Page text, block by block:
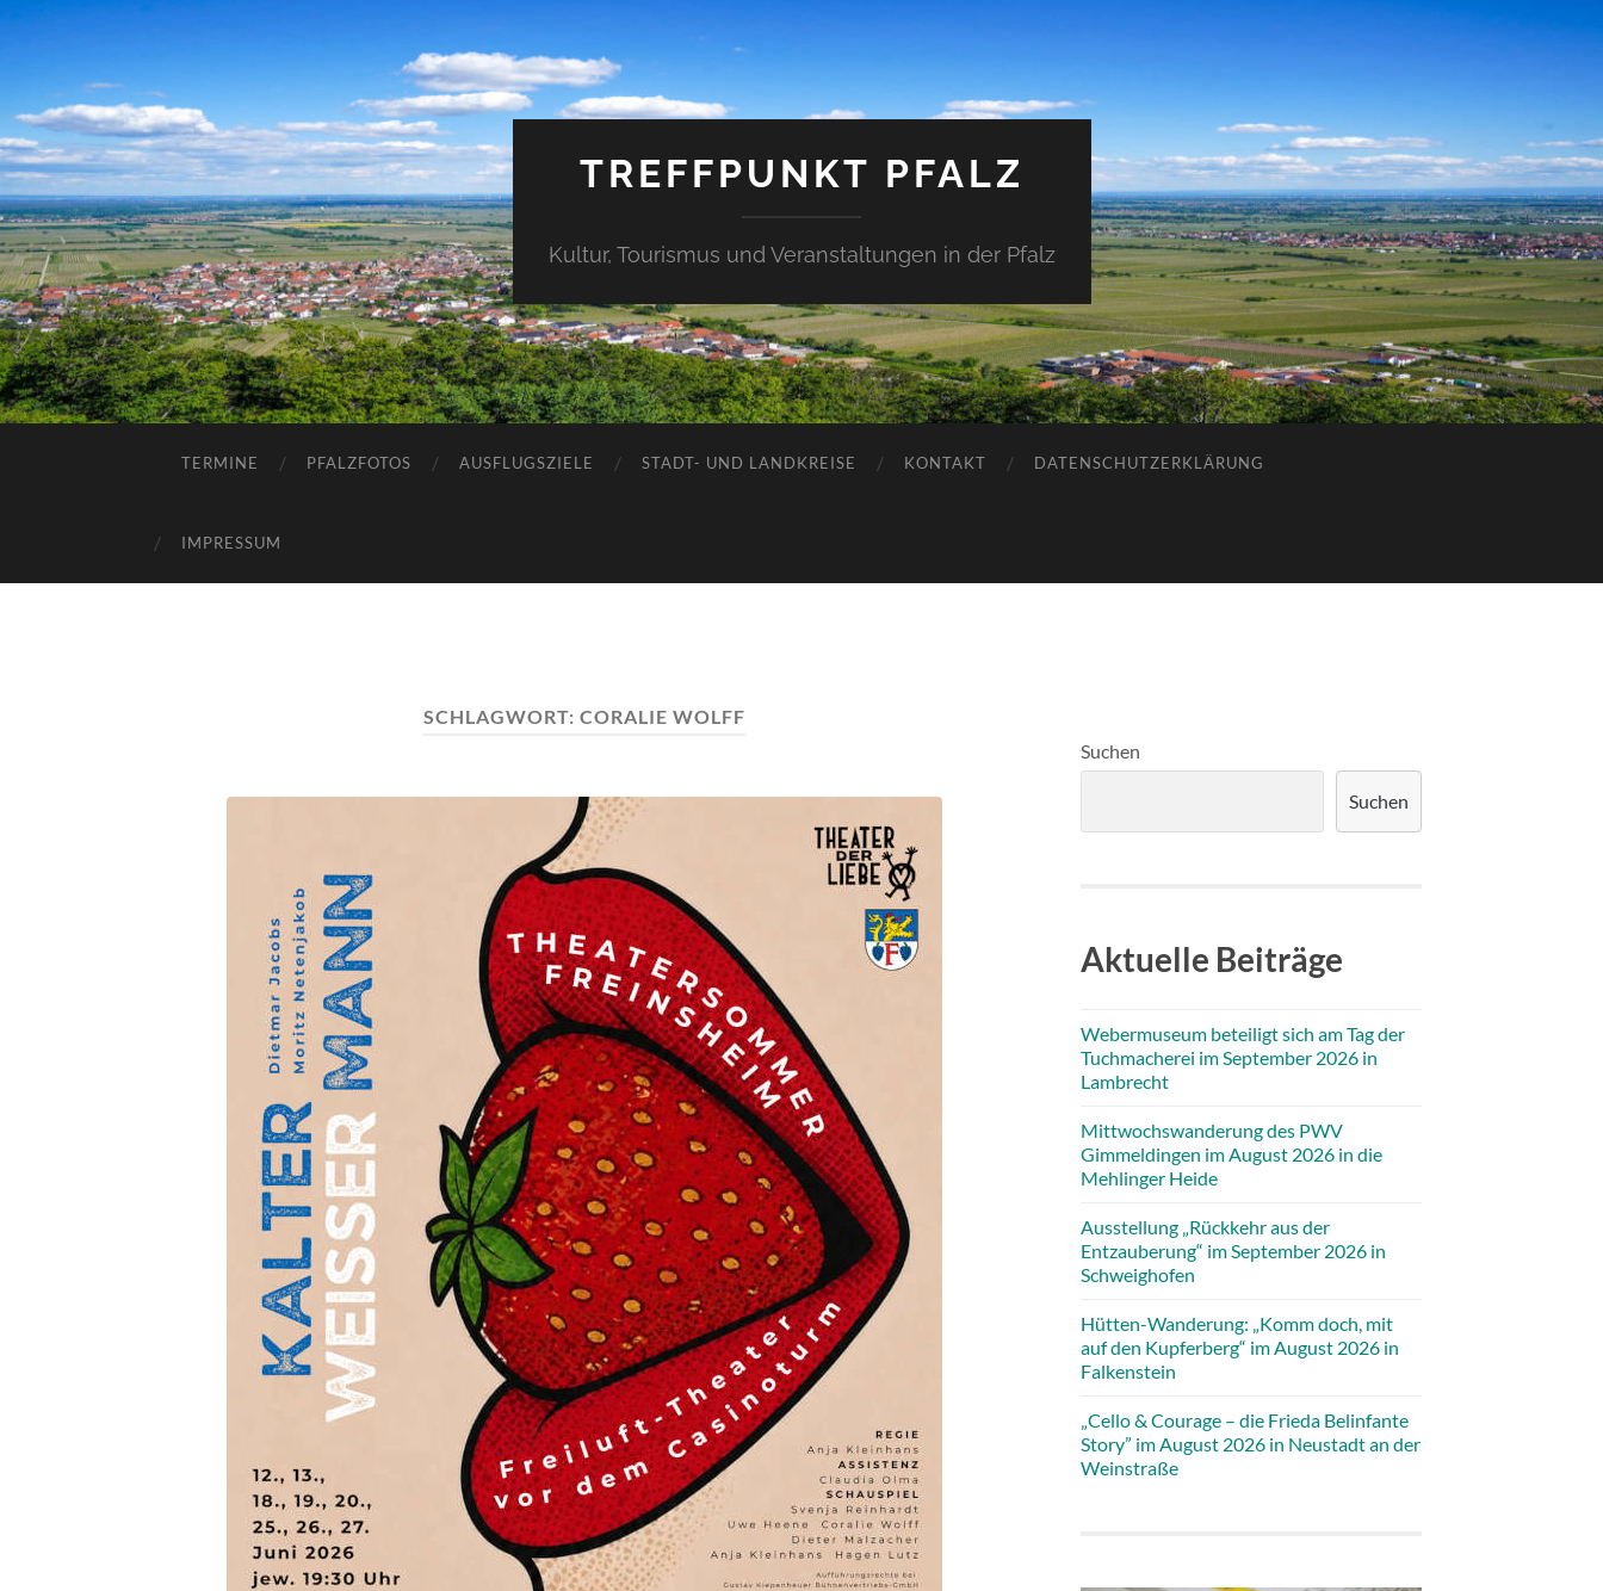
TREFFPUNKT PFALZ
Kultur, Tourismus und Veranstaltungen in der Pfalz
TERMINE PFALZFOTOS AUSFLUGSZIELE STADT- UND LANDKREISE KONTAKT DATENSCHUTZERKLÄRUNG
IMPRESSUM
SCHLAGWORT: CORALIE WOLFF
Suchen
Suchen
Aktuelle Beiträge
Webermuseum beteiligt sich am Tag der
Tuchmacherei im September 2026 in
Lambrecht
Mittwochswanderung des PWV
Gimmeldingen im August 2026 in die
Mehlinger Heide
Ausstellung „Rückkehr aus der
Entzauberung“ im September 2026 in
Schweighofen
Hütten-Wanderung: „Komm doch, mit
auf den Kupferberg“ im August 2026 in
Falkenstein
„Cello & Courage – die Frieda Belinfante
Story” im August 2026 in Neustadt an der
Weinstraße